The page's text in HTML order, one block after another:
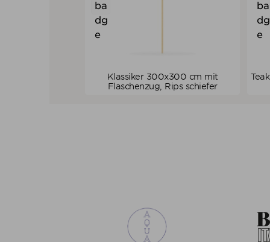
Verkaufspreis
ab 1.414,00 €
1.060,50 €
Klassiker 300x300 cm mit
Flaschenzug, Rips schiefer